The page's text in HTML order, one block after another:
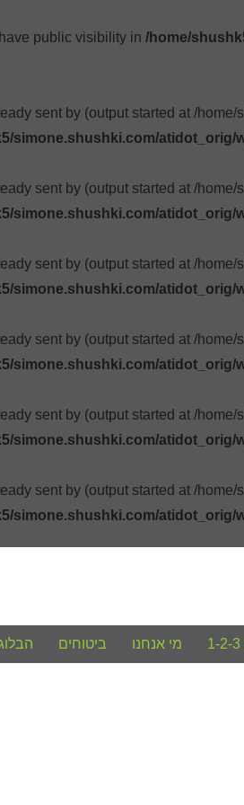
public visibility in /home/
sent by (output started at /
simone.shushki.com/
sent by (output started at /
simone.shushki.com/
sent by (output started at /
simone.shushki.com/
sent by (output started at /
simone.shushki.com/
sent by (output started at /
simone.shushki.com/
sent by (output started at /
simone.shushki.com/
מי אנחנו ביטוחים